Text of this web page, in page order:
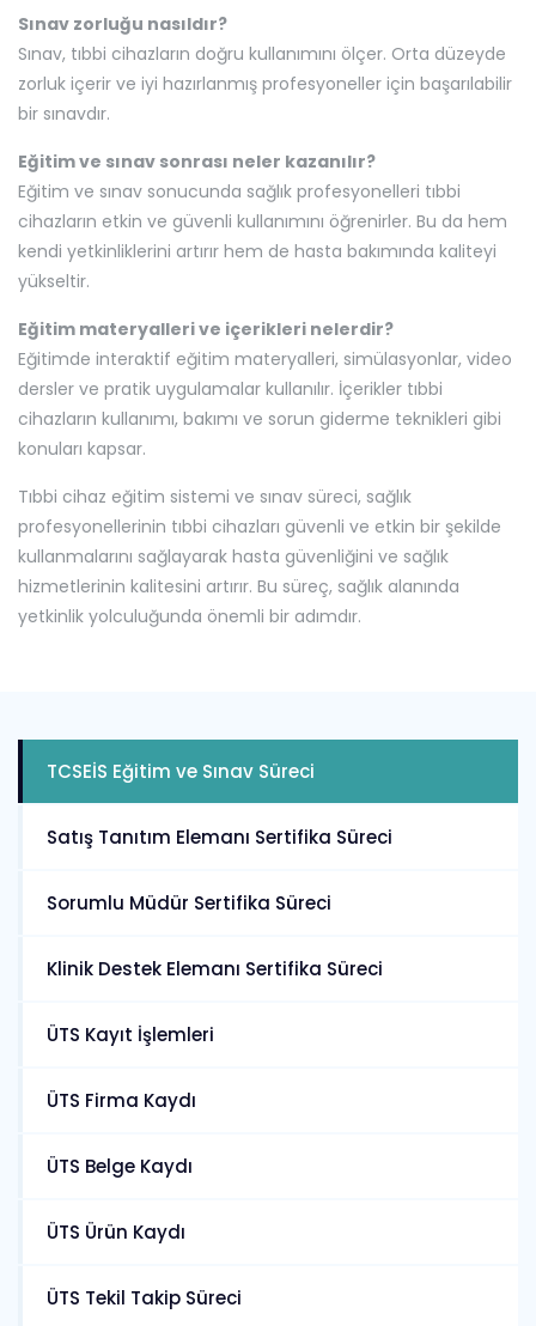
Sınav zorluğu nasıldır?
Sınav, tıbbi cihazların doğru kullanımını ölçer. Orta düzeyde
zorluk içerir ve iyi hazırlanmış profesyoneller için başarılabilir
bir sınavdır.
Eğitim ve sınav sonrası neler kazanılır?
Eğitim ve sınav sonucunda sağlık profesyonelleri tıbbi
cihazların etkin ve güvenli kullanımını öğrenirler. Bu da hem
kendi yetkinliklerini artırır hem de hasta bakımında kaliteyi
yükseltir.
Eğitim materyalleri ve içerikleri nelerdir?
Eğitimde interaktif eğitim materyalleri, simülasyonlar, video
dersler ve pratik uygulamalar kullanılır. İçerikler tıbbi
cihazların kullanımı, bakımı ve sorun giderme teknikleri gibi
konuları kapsar.
Tıbbi cihaz eğitim sistemi ve sınav süreci, sağlık
profesyonellerinin tıbbi cihazları güvenli ve etkin bir şekilde
kullanmalarını sağlayarak hasta güvenliğini ve sağlık
hizmetlerinin kalitesini artırır. Bu süreç, sağlık alanında
yetkinlik yolculuğunda önemli bir adımdır.
TCSEİS Eğitim ve Sınav Süreci
Satış Tanıtım Elemanı Sertifika Süreci
Sorumlu Müdür Sertifika Süreci
Klinik Destek Elemanı Sertifika Süreci
ÜTS Kayıt İşlemleri
ÜTS Firma Kaydı
ÜTS Belge Kaydı
ÜTS Ürün Kaydı
ÜTS Tekil Takip Süreci